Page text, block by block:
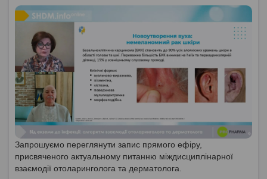
Запрошуємо переглянути запис прямого ефіру,
присвяченого актуальному питанню міждисциплінарної
взаємодії отоларинголога та дерматолога.